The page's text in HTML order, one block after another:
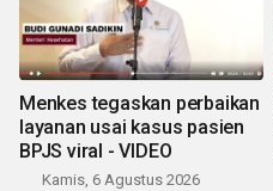
Menkes tegaskan perbaikan
layanan usai kasus pasien
BPJS viral - VIDEO
Kamis, 6 Agustus 2026